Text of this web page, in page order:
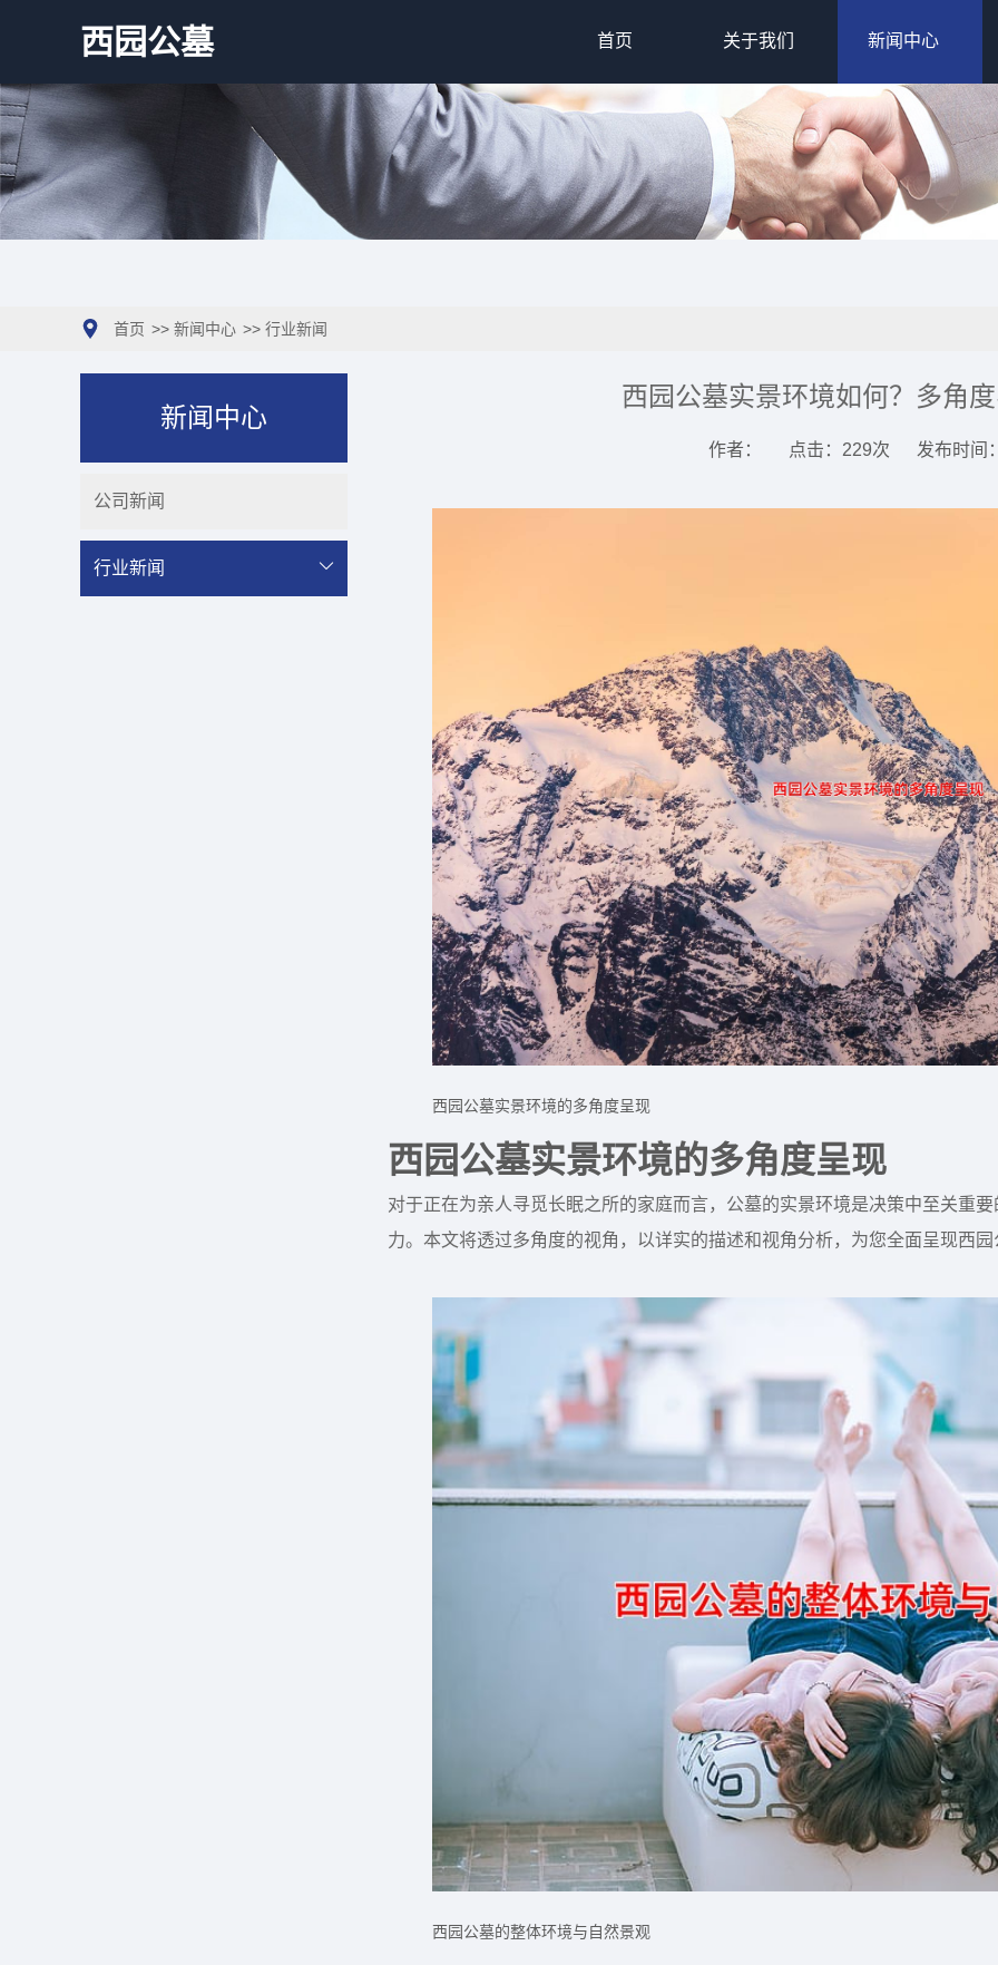
西园公墓 首页 关于我们 新闻中心
首页 >> 新闻中心 >> 行业新闻
新闻中心
公司新闻
行业新闻
西园公墓实景环境如何？多角
作者： 点击：229次 发布时间
西园公墓实景环境的多角度呈现
西园公墓实景环境的多角度呈现
对于正在为亲人寻觅长眠之所的家庭而言，公墓的实景环境是决策中至关重
力。本文将透过多角度的视角，以详实的描述和视角分析，为您全面呈现西
西园公墓的整体环境与自然景观